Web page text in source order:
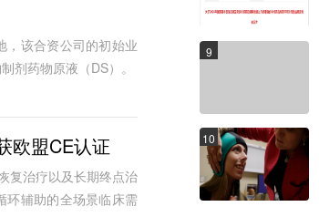
，该合资公司的初始业
剂药物原液（DS）。
欧盟CE认证
复治疗以及长期终点治
环辅助的全场景临床需
9
10